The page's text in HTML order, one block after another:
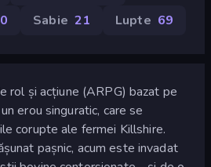
Sabie 21 Lupte 69
rol și acțiune (ARPG) bazat pe
erou singuratic, care se
corupte ale fermei Killshire.
pașnic, acum este invadat